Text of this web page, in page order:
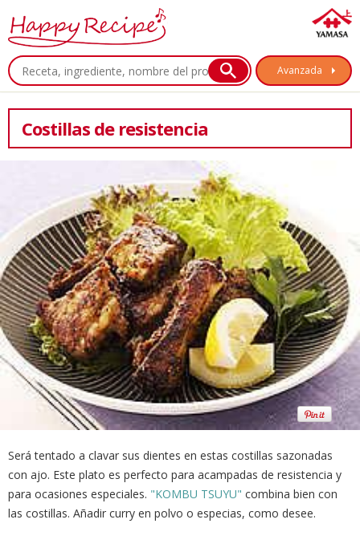
Avanzada
Costillas de resistencia
Será tentado a clavar sus dientes en estas costillas sazonadas
con ajo. Este plato es perfecto para acampadas de resistencia y
para ocasiones especiales. "KOMBU TSUYU" combina bien con
las costillas. Añadir curry en polvo o especias, como desee.